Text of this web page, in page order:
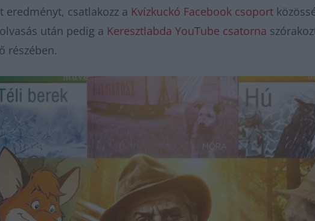
eredményt, csatlakozz a Kvízkuckó Facebook csoport
után pedig a Keresztlabda YouTube csatorna
részében.